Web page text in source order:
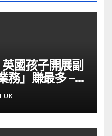
國孩子開展副
務」賺最多 –
UK